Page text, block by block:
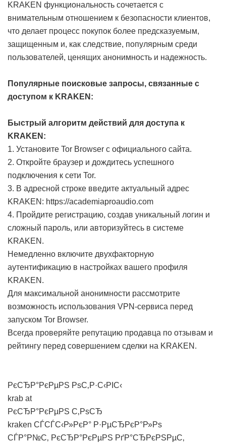
KRAKEN функциональность сочетается с
внимательным отношением к безопасности клиентов,
что делает процесс покупок более предсказуемым,
защищенным и, как следствие, популярным среди
пользователей, ценящих анонимность и надежность.
Популярные поисковые запросы, связанные с
доступом к KRAKEN:
Быстрый алгоритм действий для доступа к
KRAKEN:
1. Установите Tor Browser с официального сайта.
2. Откройте браузер и дождитесь успешного
подключения к сети Tor.
3. В адресной строке введите актуальный адрес
KRAKEN: https://academiaproaudio.com
4. Пройдите регистрацию, создав уникальный логин и
сложный пароль, или авторизуйтесь в системе
KRAKEN.
Немедленно включите двухфакторную
аутентификацию в настройках вашего профиля
KRAKEN.
Для максимальной анонимности рассмотрите
возможность использования VPN-сервиса перед
запуском Tor Browser.
Всегда проверяйте репутацию продавца по отзывам и
рейтингу перед совершением сделки на KRAKEN.
РєСЂР°РєРµРЅ РѕС‚Р·С‹РІС‹
krab at
РєСЂР°РєРµРЅ С‚РѕСЂ
kraken СЃСЃС‹Р»РєР° Р·РµСЂРєР°Р»Рѕ
СЃР°Р№С‚ РєСЂР°РєРµРЅ РґР°СЂРєРЅРµС‚